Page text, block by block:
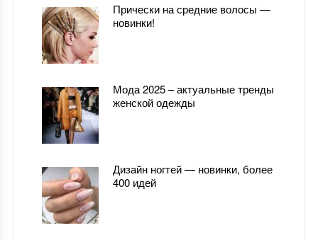
Прически на средние волосы —
новинки!
Мода 2025 – актуальные тренды
женской одежды
Дизайн ногтей — новинки, более
400 идей